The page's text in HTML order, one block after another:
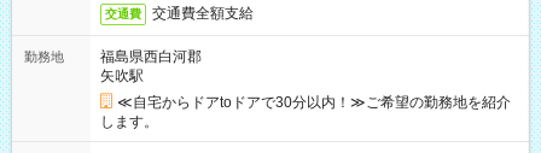
交通費 交通費全額支給
勤務地
福島県西白河郡
矢吹駅
≪自宅からドアtoドアで30分以内！≫ご希望の勤務地を紹介
します。